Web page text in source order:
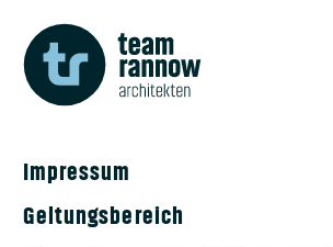
Impressum
Geltungsbereich